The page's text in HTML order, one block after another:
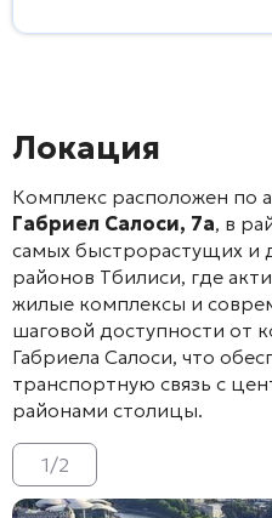
Локация
Комплекс расположен по
Габриел Салоси, 7а, в
самых быстрорастущих и
районов Тбилиси, где
жилые комплексы и
шаговой доступности от
Габриела Салоси, что
транспортную связь с
районами столицы.
1/2